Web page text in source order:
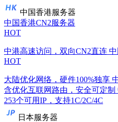
中国香港服务器
中国香港CN2服务器
HOT
中港高速访问，双向CN2直连
HOT
大陆优化网络，硬件100%独享
含优化互联网路由，安全可定制
253个可用IP，支持1C/2C/4C
日本服务器